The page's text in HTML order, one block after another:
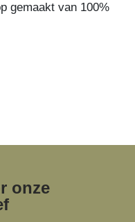
gemaakt van 100%
onze